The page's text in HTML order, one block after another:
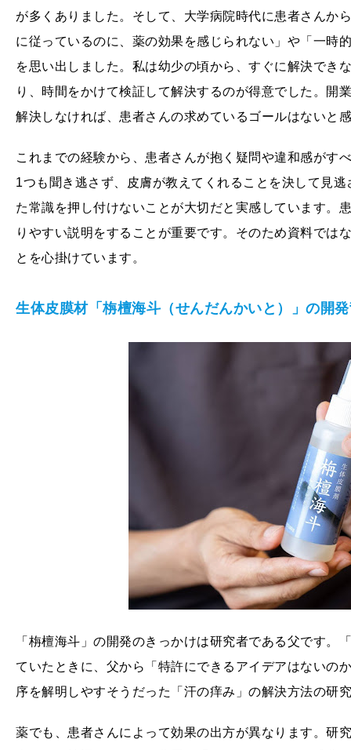
が多くありました。そして、大学病院時代に患者さんか
に従っているのに、薬の効果を感じられない」や「一時
を思い出しました。私は幼少の頃から、すぐに解決でき
り、時間をかけて検証して解決するのが得意でした。開
解決しなければ、患者さんの求めているゴールはないと
これまでの経験から、患者さんが抱く疑問や違和感がす
1つも聞き逃さず、皮膚が教えてくれることを決して見
た常識を押し付けないことが大切だと実感しています。
りやすい説明をすることが重要です。そのため資料では
とを心掛けています。
生体皮膜材「栴檀海斗（せんだんかいと）」の開
「栴檀海斗」の開発のきっかけは研究者である父です
ていたときに、父から「特許にできるアイデアはないの
序を解明しやすそうだった「汗の痒み」の解決方法の研
薬でも、患者さんによって効果の出方が異なります。研